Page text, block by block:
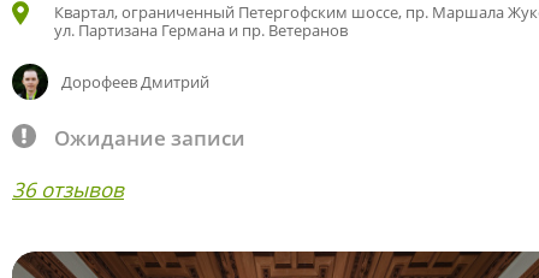
Квартал, ограниченный Петергофским шоссе, пр. Маршала
ул. Партизана Германа и пр. Ветеранов
Дорофеев Дмитрий
Ожидание записи
36 отзывов